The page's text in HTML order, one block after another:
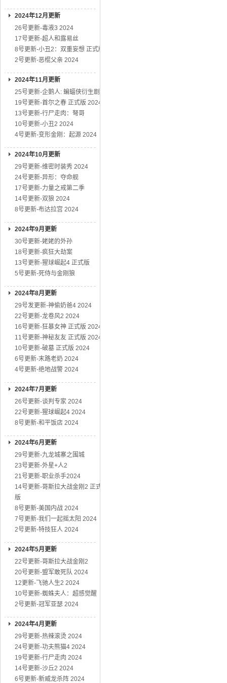
2024年12月更新
26号更新-毒液3 2024
17号更新-超人和露易丝
8号更新-小丑2：双重妄想 正式版
2号更新-恶棍父亲 2024
2024年11月更新
25号更新-企鹅人: 蝙蝠侠衍生剧
19号更新-首尔之春 正式版 2024
13号更新-行尸走肉：弩哥
10号更新-小丑2 2024
4号更新-变形金刚：起源 2024
2024年10月更新
29号更新-维密时装秀 2024
24号更新-异形：夺命舰
17号更新-力量之戒第二季
14号更新-双狼 2024
8号更新-布达拉宫 2024
2024年9月更新
30号更新-姥姥的外孙
18号更新-疯狂大劫案
13号更新-猩球崛起4 正式版
5号更新-死侍与金刚狼
2024年8月更新
29号发更新-神偷奶爸4 2024
22号更新-龙卷风2 2024
16号更新-狂暴女神 正式版 2024
11号更新-神秘友友 正式版 2024
10号更新-破墓 正式版 2024
6号更新-末路老奶 2024
4号更新-绝地战警 2024
2024年7月更新
26号更新-谈判专家 2024
22号更新-猩球崛起4 2024
8号更新-和平饭店 2024
2024年6月更新
29号更新-九龙城寨之围城
23号更新-外星+人2
21号更新-职业杀手2024
14号更新-哥斯拉大战金刚2 正式
版
8号更新-美国内战 2024
7号更新-我们一起摇太阳 2024
2号更新-特技狂人 2024
2024年5月更新
22号更新-哥斯拉大战金刚2
20号更新-盟军敢死队 2024
12更新-飞驰人生2 2024
10号更新-蜘蛛夫人：超感觉醒
2号更新-冠军亚瑟 2024
2024年4月更新
29号更新-热辣滚烫 2024
24号更新-功夫熊猫4 2024
19号更新-行尸走肉 2024
14号更新-沙丘2 2024
6号更新-新威龙杀阵 2024